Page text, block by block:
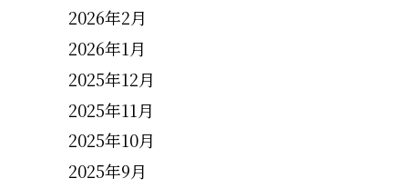
2026年2月
2026年1月
2025年12月
2025年11月
2025年10月
2025年9月